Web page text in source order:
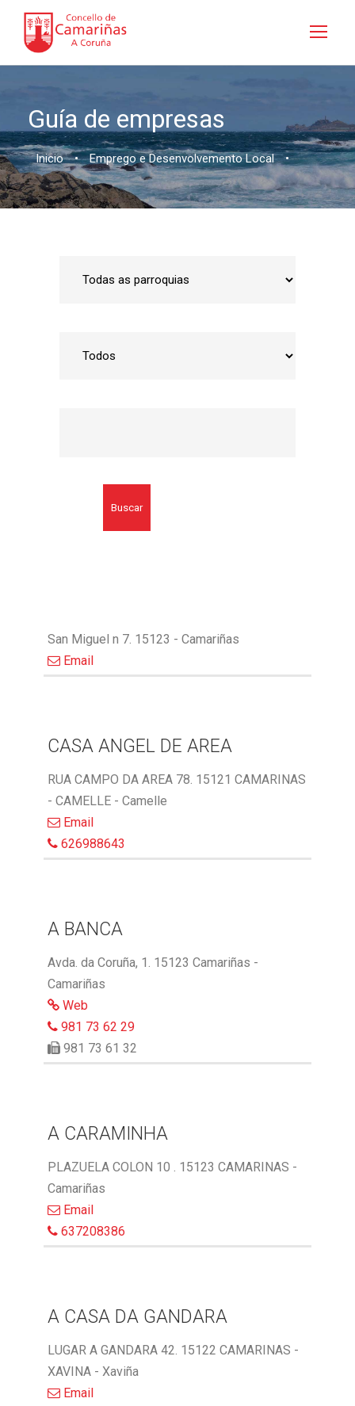
Guía de empresas
Inicio • Emprego e Desenvolvemento Local •
Buscar
San Miguel n 7. 15123 - Camariñas
Email
CASA ANGEL DE AREA
RUA CAMPO DA AREA 78. 15121 CAMARINAS
- CAMELLE - Camelle
Email
626988643
A BANCA
Avda. da Coruña, 1. 15123 Camariñas -
Camariñas
Web
981 73 62 29
981 73 61 32
A CARAMINHA
PLAZUELA COLON 10 . 15123 CAMARINAS -
Camariñas
Email
637208386
A CASA DA GANDARA
LUGAR A GANDARA 42. 15122 CAMARINAS -
XAVINA - Xaviña
Email